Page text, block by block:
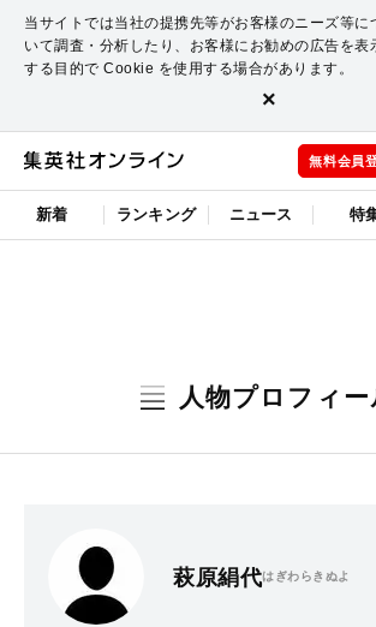
当サイトでは当社の提携先等がお客様のニーズ等に
いて調査・分析したり、お客様にお勧めの広告を表
する目的で Cookie を使用する場合があります。
×
無料会員
新着 ランキング ニュース 特
人物プロフィー
萩原絹代はぎわらきぬよ